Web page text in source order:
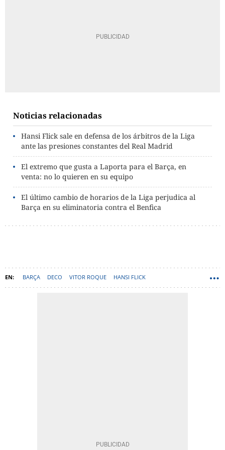
Noticias relacionadas
Hansi Flick sale en defensa de los árbitros de la Liga
ante las presiones constantes del Real Madrid
El extremo que gusta a Laporta para el Barça, en
venta: no lo quieren en su equipo
El último cambio de horarios de la Liga perjudica al
Barça en su eliminatoria contra el Benfica
BARÇA DECO VITOR ROQUE HANSI FLICK